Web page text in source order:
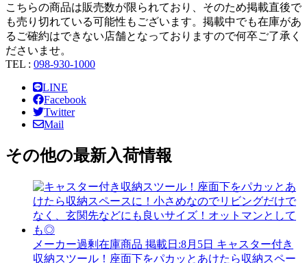
こちらの商品は販売数が限られており、そのため掲載直後で
も売り切れている可能性もございます。掲載中でも在庫があ
るご確約はできない店舗となっておりますので何卒ご了承く
ださいませ。
TEL : 098-930-1000
LINE
Facebook
Twitter
Mail
その他の最新入荷情報
メーカー過剰在庫商品 掲載日:8月5日 キャスター付き
収納スツール！座面下をパカッとあけたら収納スペー